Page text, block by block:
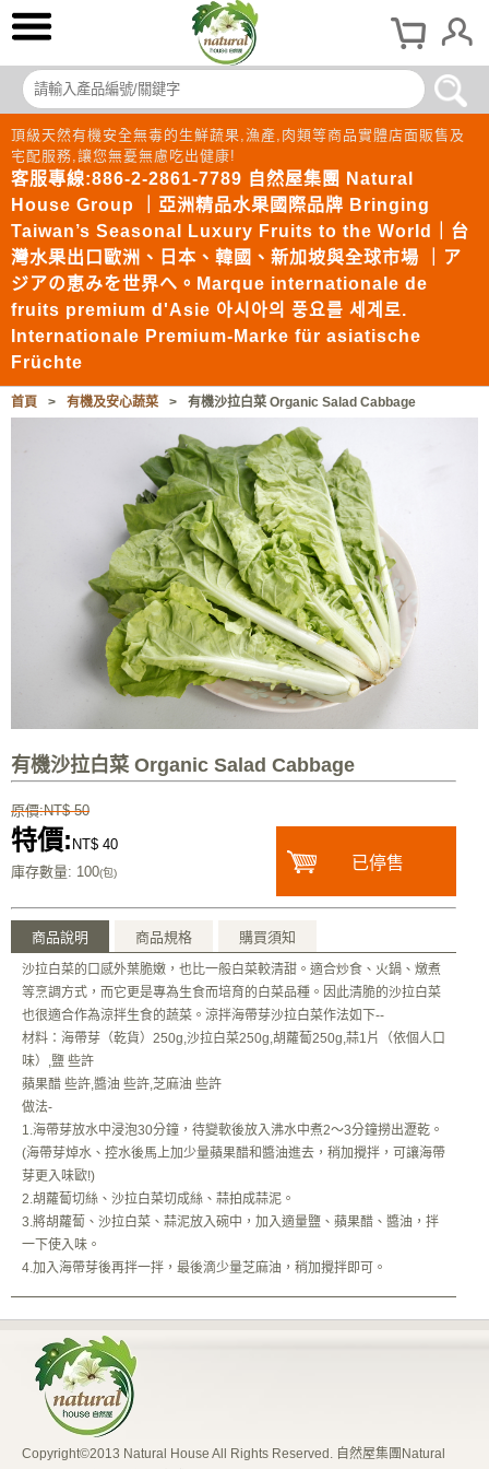
頂級天然有機安全無毒的生鮮蔬果,漁產,肉類等商品實體店面販售及
宅配服務,讓您無憂無慮吃出健康!
客服專線:886-2-2861-7789 自然屋集團 Natural
House Group ｜亞洲精品水果國際品牌 Bringing
Taiwan’s Seasonal Luxury Fruits to the World｜台
灣水果出口歐洲、日本、韓國、新加坡與全球市場 ｜ア
ジアの恵みを世界へ。Marque internationale de
fruits premium d'Asie 아시아의 풍요를 세계로.
Internationale Premium-Marke für asiatische
Früchte
首頁 > 有機及安心蔬菜 > 有機沙拉白菜 Organic Salad Cabbage
有機沙拉白菜 Organic Salad Cabbage
原價:NT$ 50
特價: NT$ 40
庫存數量: 100(包)
已停售
商品說明 商品規格 購買須知
沙拉白菜的口感外葉脆嫩，也比一般白菜較清甜。適合炒食、火鍋、燉煮
等烹調方式，而它更是專為生食而培育的白菜品種。因此清脆的沙拉白菜
也很適合作為涼拌生食的蔬菜。涼拌海帶芽沙拉白菜作法如下--
材料：海帶芽（乾貨）250g,沙拉白菜250g,胡蘿蔔250g,蒜1片（依個人口
味）,鹽 些許
蘋果醋 些許,醬油 些許,芝麻油 些許
做法-
1.海帶芽放水中浸泡30分鐘，待變軟後放入沸水中煮2～3分鐘撈出瀝乾。
(海帶芽焯水、控水後馬上加少量蘋果醋和醬油進去，稍加攪拌，可讓海帶
芽更入味歐!)
2.胡蘿蔔切絲、沙拉白菜切成絲、蒜拍成蒜泥。
3.將胡蘿蔔、沙拉白菜、蒜泥放入碗中，加入適量鹽、蘋果醋、醬油，拌
一下使入味。
4.加入海帶芽後再拌一拌，最後滴少量芝麻油，稍加攪拌即可。
Copyright©2013 Natural House All Rights Reserved. 自然屋集團Natural